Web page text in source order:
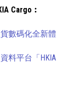
Cargo︰
數碼化全新體
料平台「HKIA